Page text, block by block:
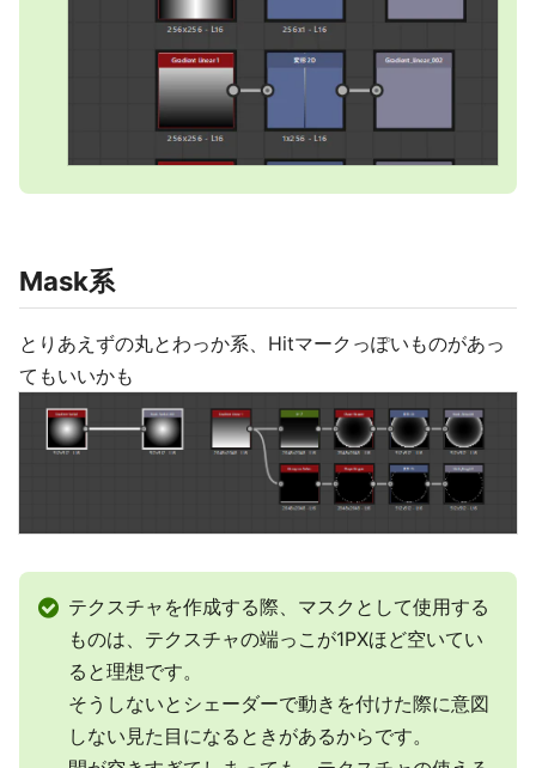
Mask系
とりあえずの丸とわっか系、Hitマークっぽいものがあっ
てもいいかも
テクスチャを作成する際、マスクとして使用する
ものは、テクスチャの端っこが1PXほど空いてい
ると理想です。
そうしないとシェーダーで動きを付けた際に意図
しない見た目になるときがあるからです。